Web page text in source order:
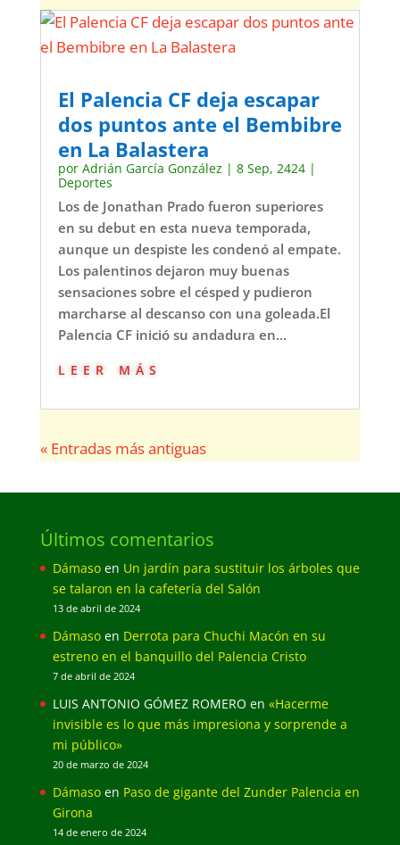
El Palencia CF deja escapar
dos puntos ante el Bembibre
en La Balastera
por Adrián García González | 8 Sep, 2424|
Deportes
Los de Jonathan Prado fueron superiores
en su debut en esta nueva temporada,
aunque un despiste les condenó al empate.
Los palentinos dejaron muy buenas
sensaciones sobre el césped y pudieron
marcharse al descanso con una goleada.El
Palencia CF inició su andadura en...
leer más
« Entradas más antiguas
Últimos comentarios
Dámasoen Un jardín para sustituir los árboles que
se talaron en la cafetería del Salón
13 de abril de 2024
Dámasoen Derrota para Chuchi Macón en su
estreno en el banquillo del Palencia Cristo
7 de abril de 2024
LUIS ANTONIO GÓMEZ ROMERO en «Hacerme
invisible es lo que más impresiona y sorprende a
mi público»
20 de marzo de 2024
Dámasoen Paso de gigante del Zunder Palencia en
Girona
14 de enero de 2024